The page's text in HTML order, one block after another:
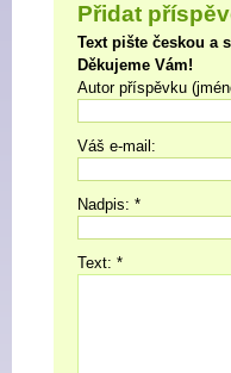
Přidat
Text pište českou a
Děkujeme Vám!
Autor příspěvku
Váš e-mail:
Nadpis: *
Text: *